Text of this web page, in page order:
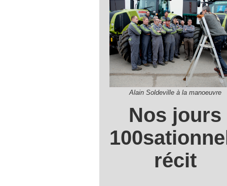
Alain Soldeville à la manoeuvre
Nos jours
récit